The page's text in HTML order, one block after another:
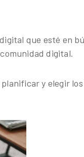
que esté en
digital.
y elegir